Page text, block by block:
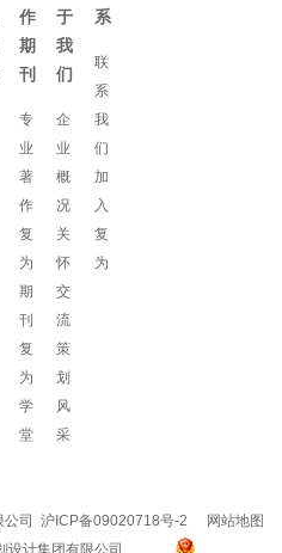
作
期
刊
专
业
著
作
复
为
期
刊
复
为
学
堂
于
我
们
企
业
概
况
关
怀
交
流
策
划
风
采
系
联
系
我
们
加
入
复
为
网站地图
公司 沪ICP备09020718号-2
划设计集团有限公司